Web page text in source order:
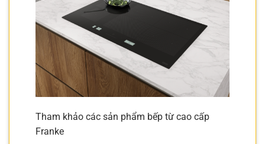
Tham khảo các sản phẩm bếp từ cao cấp
Franke